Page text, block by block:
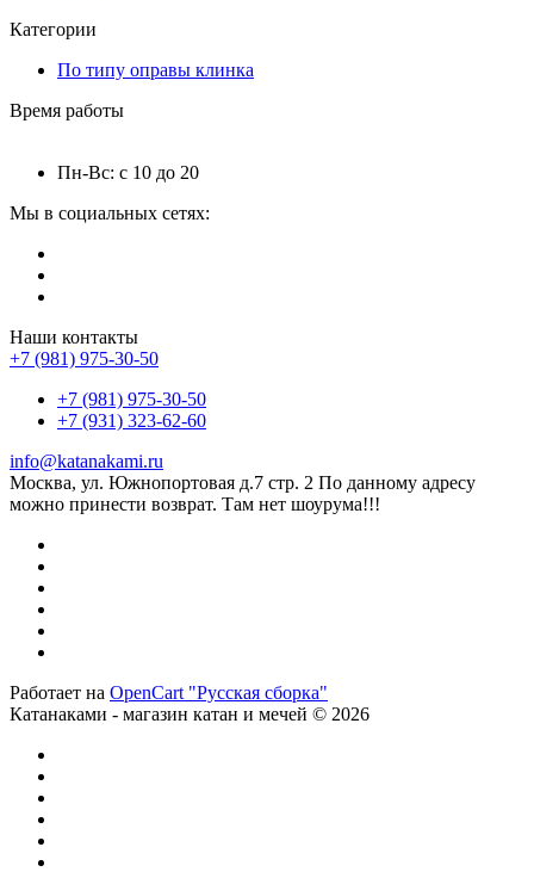
Категории
По типу оправы клинка
Время работы
Пн-Вс: с 10 до 20
Мы в социальных сетях:
Наши контакты
+7 (981) 975-30-50
+7 (981) 975-30-50
+7 (931) 323-62-60
info@katanakami.ru
Москва, ул. Южнопортовая д.7 стр. 2 По данному адресу
можно принести возврат. Там нет шоурума!!!
Работает на OpenCart "Русская сборка"
Катанаками - магазин катан и мечей © 2026